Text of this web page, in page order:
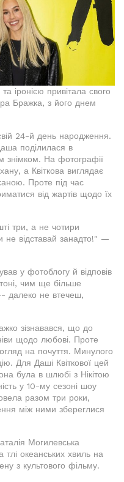
іронією привітала свого
Бражка, з його днем
24-й день народження.
поділилася в
знімком. На фотографії
а Квіткова виглядає
Проте під час
від жартів щодо їх
три, а не чотири
не відставай занадто!" —
у фотоблогу й відповів
чим ще більше
далеко не втечеш,
зізнавався, що до
щодо любові. Проте
на почуття. Минулого
Для Даші Квіткової цей
була в шлюбі з Нікітою
у 10-му сезоні шоу
разом три роки,
між ними збереглися
Могилевська
тлі океанських хвиль на
з культового фільму.